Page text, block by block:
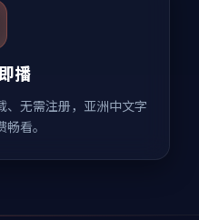
播
、无需注册，亚洲中文字
看。